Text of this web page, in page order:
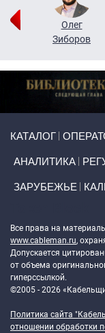
Олег
Зиборов
КАТАЛОГ
АНАЛИТИКА
ЗАРУБЕЖЬЕ
Все права на
www.cableman.ru,
Допускается
от объема
гиперссылкой.
©2005 - 2026
Политика сайта
отношении обработки